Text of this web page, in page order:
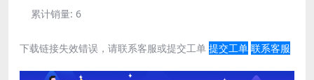
累计销量: 6
下载链接失效错误，请联系客服或提交工单 提交工单 联系客服